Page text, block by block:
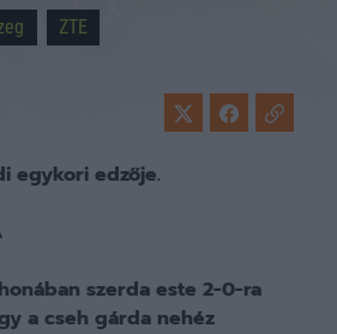
ZTE
egykori edzője.
szerda este 2-0-ra
a cseh gárda nehéz